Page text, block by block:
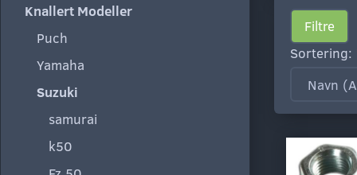
Knallert Modeller
Puch
Yamaha
Suzuki
samurai
k50
Filtre
Sortering: